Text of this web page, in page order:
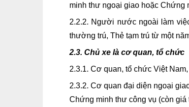
minh thư ngoại giao hoặc Chứng
2.2.2. Người nước ngoài làm
thường trú, Thẻ tạm trú từ một
2.3. Chủ xe là cơ quan, tổ chức
2.3.1. Cơ quan, tổ chức Việt
2.3.2. Cơ quan đại diện ngoại
Chứng minh thư công vụ (còn